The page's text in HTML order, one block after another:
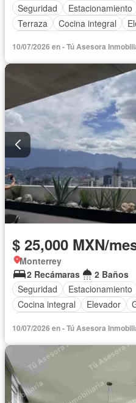
Seguridad
Estacionamiento
Terraza
Cocina integral
Zona infantil
Sala
Asador
Vista panorámica
Caseta de vigilancia
Completamente amueblado
10/07/2026 en - Tú Asesora
$ 25,000 MXN/
Monterrey
2 Recámaras
2 Baños
Seguridad
Estacionamiento
Cocina integral
Elevador
Zona infantil
Sala
Aire acondicionado
Calefacción
Asador
Caseta de vigilancia
Conserje
Solo familias
10/07/2026 en - Tú Asesora